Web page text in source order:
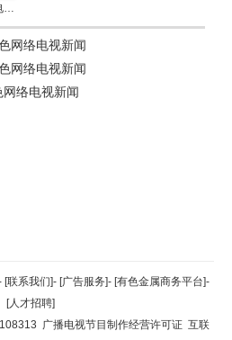
2026年2月27日中国有色网络电视新闻
网络电视新闻
网络电视新闻
络电视新闻
返回顶部
返回首页
[联系我们]- [广告服务]- [有色金属商务平台]-
[人才招聘]
广播电视节目制作经营许可证 互联